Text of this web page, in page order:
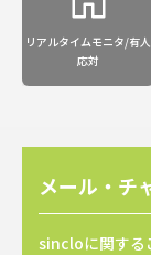
リアルタイムモニタ/有人
応対
メール・チ
sincloに関する